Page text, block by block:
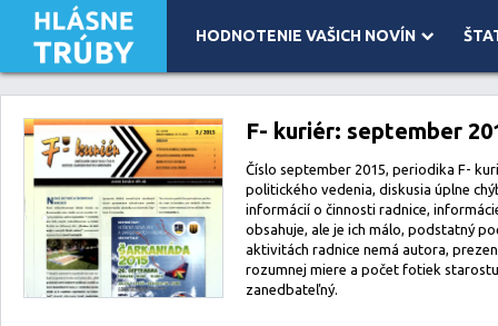
HODNOTENIE VAŠICH NOVÍN
Leaflet| Map data ©OpenStreetMapcontributors, Imagery ©Mapbox
F- kuriér: september
Číslo september 2015, periodika F-
politického vedenia, diskusia úplne
informácií o činnosti radnice,
obsahuje, ale je ich málo, podstatný
aktivitách radnice nemá autora,
rozumnej miere a počet fotiek
zanedbateľný.